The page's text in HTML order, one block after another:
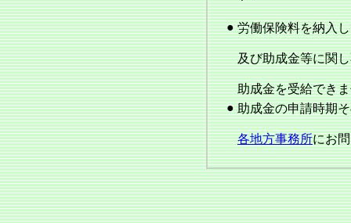
● 労働保険料を納入
及び助成金等に関
助成金を受給でき
● 助成金の申請時期
各地方事務所にお